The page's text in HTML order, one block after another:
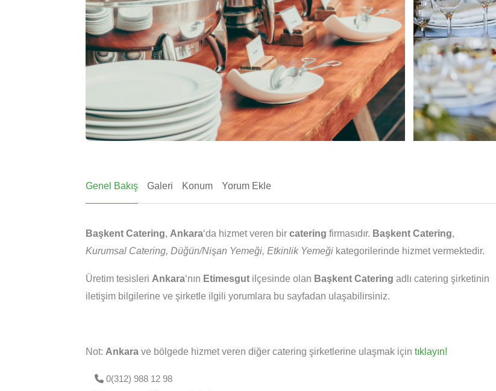
Genel Bakış Galeri Konum Yorum Ekle
Başkent Catering, Ankara‘da hizmet veren bir catering firmasıdır. Başkent Catering,
Kurumsal Catering, Düğün/Nişan Yemeği, Etkinlik Yemeği kategorilerinde hizmet vermektedir.
Üretim tesisleri Ankara‘nın Etimesgut ilçesinde olan Başkent Catering adlı catering şirketinin
iletişim bilgilerine ve şirketle ilgili yorumlara bu sayfadan ulaşabilirsiniz.
Not: Ankara ve bölgede hizmet veren diğer catering şirketlerine ulaşmak için tıklayın!
0(312) 988 12 98